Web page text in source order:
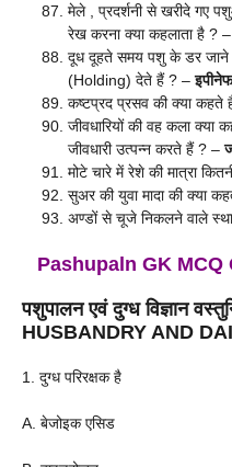
मेले , प्रदर्शनी से खरीदे गए
रेख करना क्या कहलाता है ?
दूध दूहते समय पशु के डर जाने
(Holding) देते हैं ? –
कष्टप्रद प्रसव की क्या
जीवधारियों की वह कला क्या
जीवधारी उत्पन्न करते हैं ? –
मोटे चारे में रेशे की मात्रा
सुअर की युवा मादा की क्या
अण्डों से चूजे निकलने वाले
Pashupaln GK
पशुपालन एवं दुग्ध विज्ञान
HUSBANDRY AND
1. दुग्ध परिरक्षक है
A. बेजोइक एसिड